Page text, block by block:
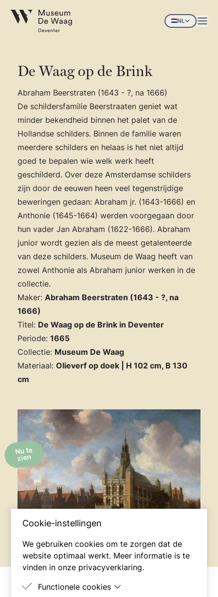
Cookie-instellingen
We gebruiken cookies om te zorgen dat de
website optimaal werkt. Meer informatie is te
vinden in onze privacyverklaring.
Functionele cookies
NL
De Waag op de Brink
Abraham Beerstraten (1643 - ?, na 1666)
De schildersfamilie Beerstraaten geniet wat
minder bekendheid binnen het palet van de
Hollandse schilders. Binnen de familie waren
meerdere schilders en helaas is het niet altijd
goed te bepalen wie welk werk heeft
geschilderd. Over deze Amsterdamse schilders
zijn door de eeuwen heen veel tegenstrijdige
beweringen gedaan: Abraham jr. (1643-1666) en
Anthonie (1645-1664) werden voorgegaan door
hun vader Jan Abraham (1622-1666). Abraham
junior wordt gezien als de meest getalenteerde
van deze schilders. Museum de Waag heeft van
zowel Anthonie als Abraham junior werken in de
collectie.
Maker: Abraham Beerstraten (1643 - ?, na
1666)
Titel: De Waag op de Brink in Deventer
Periode: 1665
Collectie: Museum De Waag
Materiaal: Olieverf op doek | H 102 cm, B 130
cm
Nu te
zien